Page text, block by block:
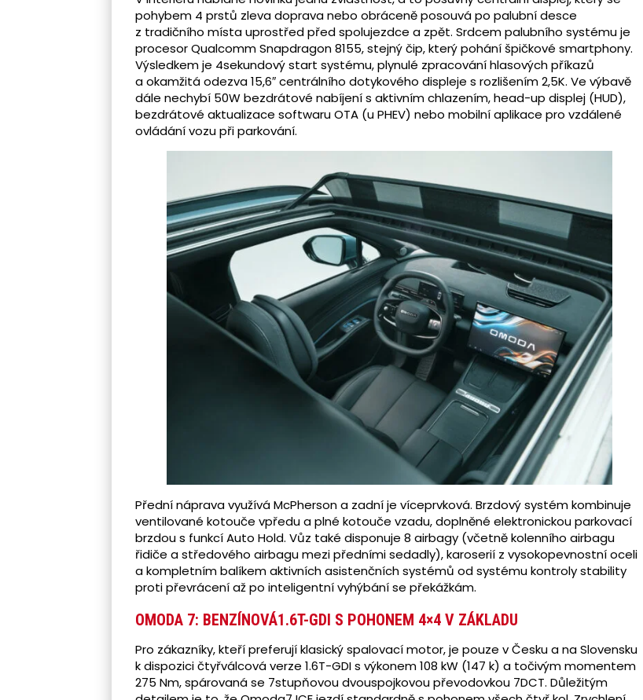
pohybem 4 prstů zleva doprava nebo obráceně posouvá po palubní desce
z tradičního místa uprostřed před spolujezdce a zpět. Srdcem palubního systému je
procesor Qualcomm Snapdragon 8155, stejný čip, který pohání špičkové smartphony.
Výsledkem je 4sekundový start systému, plynulé zpracování hlasových příkazů
a okamžitá odezva 15,6″ centrálního dotykového displeje s rozlišením 2,5K. Ve výbavě
dále nechybí 50W bezdrátové nabíjení s aktivním chlazením, head-up displej (HUD),
bezdrátové aktualizace softwaru OTA (u PHEV) nebo mobilní aplikace pro vzdálené
ovládání vozu při parkování.
Přední náprava využívá McPherson a zadní je víceprvková. Brzdový systém kombinuje
ventilované kotouče vpředu a plné kotouče vzadu, doplněné elektronickou parkovací
brzdou s funkcí Auto Hold. Vůz také disponuje 8 airbagy (včetně kolenního airbagu
řidiče a středového airbagu mezi předními sedadly), karoserií z vysokopevnostní oceli
a kompletním balíkem aktivních asistenčních systémů od systému kontroly stability
proti převrácení až po inteligentní vyhýbání se překážkám.
OMODA 7: BENZÍNOVÁ1.6T-GDI S POHONEM 4×4 V ZÁKLADU
Pro zákazníky, kteří preferují klasický spalovací motor, je pouze v Česku a na Slovensku
k dispozici čtyřválcová verze 1.6T-GDI s výkonem 108 kW (147 k) a točivým momentem
275 Nm, spárovaná se 7stupňovou dvouspojkovou převodovkou 7DCT. Důležitým